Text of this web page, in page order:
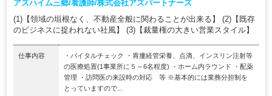
アズハイム三郷/看護師/株式会社アズパートナーズ
(1)【領域の垣根なく、不動産全般に関わることが出来る】 (2)【既存
のビジネスに捉われない社風】 (3)【裁量権の大きい営業スタイル】
仕事内容
・バイタルチェック ・胃瘻経管栄養、点滴、インスリン注射等
の医療処置(1事業所に５～6名程度) ・ホーム内ラウンド ・配薬
管理 ・訪問医の来設時の対応 等 ※基本的には業務分担制を
とっていますので...